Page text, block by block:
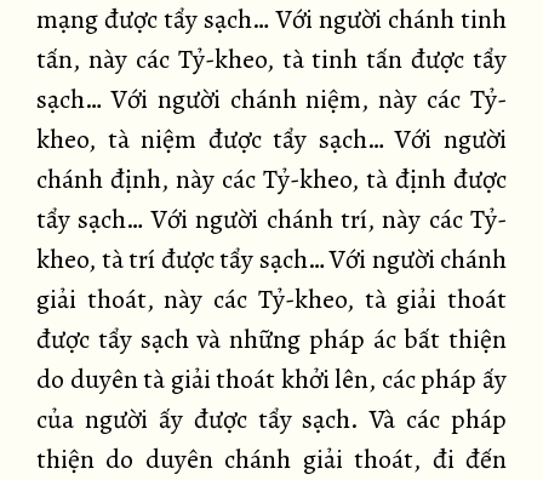
mạng được tẩy sạch… Với người chánh tinh
tấn, này các Tỷ-kheo, tà tinh tấn được tẩy
sạch… Với người chánh niệm, này các Tỷ-
kheo, tà niệm được tẩy sạch… Với người
chánh định, này các Tỷ-kheo, tà định được
tẩy sạch… Với người chánh trí, này các Tỷ-
kheo, tà trí được tẩy sạch… Với người chánh
giải thoát, này các Tỷ-kheo, tà giải thoát
được tẩy sạch và những pháp ác bất thiện
do duyên tà giải thoát khởi lên, các pháp ấy
của người ấy được tẩy sạch. Và các pháp
thiện do duyên chánh giải thoát, đi đến